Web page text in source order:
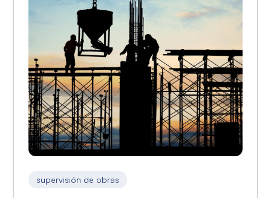
supervisión de obras